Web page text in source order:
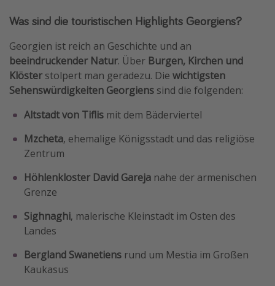
Was sind die touristischen Highlights Georgiens?
Georgien ist reich an Geschichte und an
beeindruckender Natur. Über Burgen, Kirchen und
Klöster stolpert man geradezu. Die wichtigsten
Sehenswürdigkeiten Georgiens sind die folgenden:
Altstadt von Tiflis mit dem Bäderviertel
Mzcheta, ehemalige Königsstadt und das religiöse
Zentrum
Höhlenkloster David Gareja nahe der armenischen
Grenze
Sighnaghi, malerische Kleinstadt im Osten des
Landes
Bergland Swanetiens rund um Mestia im Großen
Kaukasus